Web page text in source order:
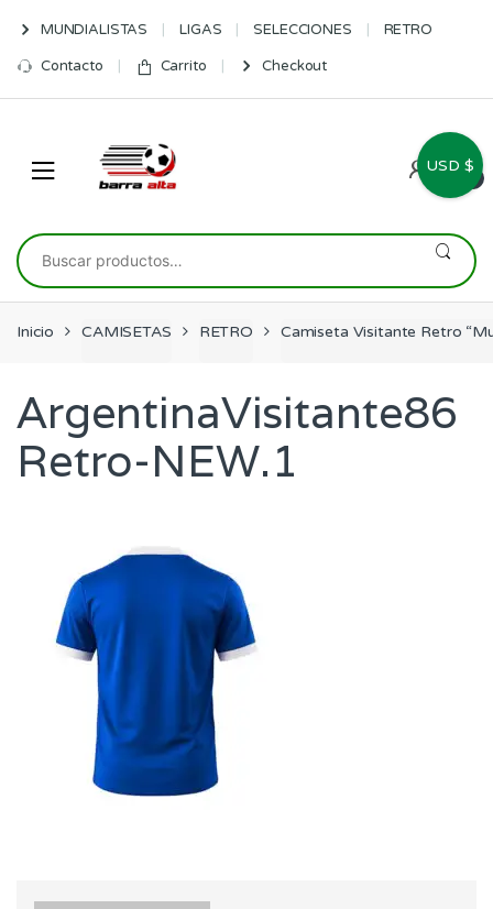
navigation
content
MUNDIALISTAS LIGAS SELECCIONES RETRO
Contacto Carrito Checkout
0
Buscar
por:
Inicio CAMISETAS RETRO Camiseta Visitante Retro
ArgentinaVisitante86
Retro-NEW.1
USD $